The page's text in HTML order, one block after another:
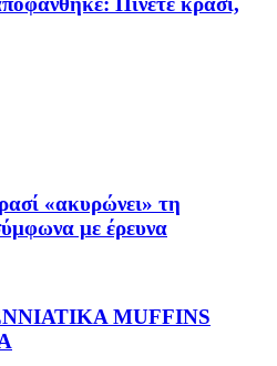
«ακυρώνει» τη
με έρευνα
MUFFINS